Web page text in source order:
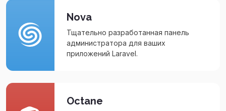
Nova
Тщательно разработанная панель
администратора для ваших
приложений Laravel.
Octane